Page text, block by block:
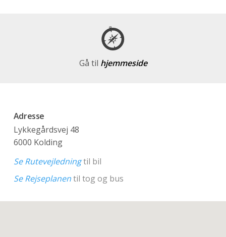
Gå til hjemmeside
Adresse
Lykkegårdsvej 48
6000 Kolding
Se Rutevejledningtil bil
Se Rejseplanentil tog og bus